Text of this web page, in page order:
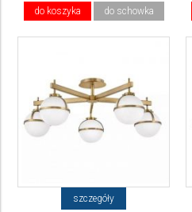
do koszyka do schowka
szczegóły